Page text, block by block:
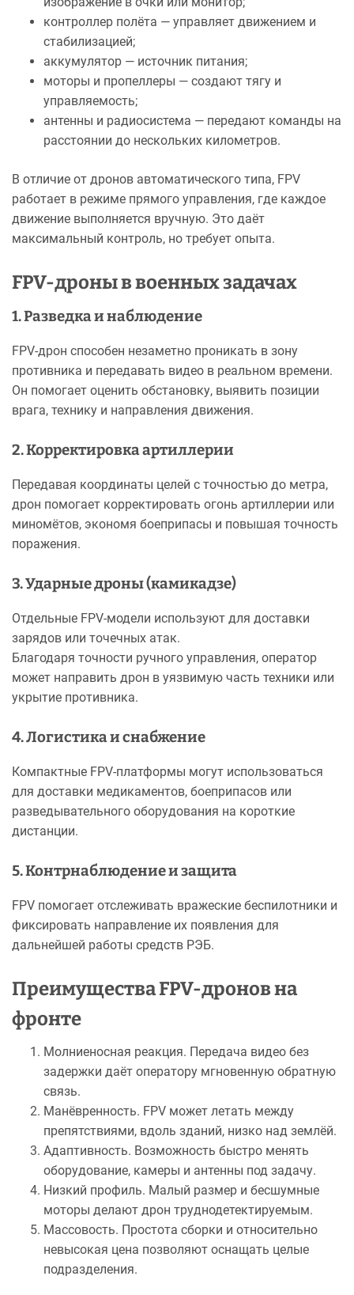
контроллер полёта — управляет движением и
стабилизацией;
аккумулятор — источник питания;
моторы и пропеллеры — создают тягу и
управляемость;
антенны и радиосистема — передают команды на
расстоянии до нескольких километров.
В отличие от дронов автоматического типа, FPV
работает в режиме прямого управления, где каждое
движение выполняется вручную. Это даёт
максимальный контроль, но требует опыта.
FPV-дроны в военных задачах
1. Разведка и наблюдение
FPV-дрон способен незаметно проникать в зону
противника и передавать видео в реальном времени.
Он помогает оценить обстановку, выявить позиции
врага, технику и направления движения.
2. Корректировка артиллерии
Передавая координаты целей с точностью до метра,
дрон помогает корректировать огонь артиллерии или
миномётов, экономя боеприпасы и повышая точность
поражения.
3. Ударные дроны (камикадзе)
Отдельные FPV-модели используют для доставки
зарядов или точечных атак.
Благодаря точности ручного управления, оператор
может направить дрон в уязвимую часть техники или
укрытие противника.
4. Логистика и снабжение
Компактные FPV-платформы могут использоваться
для доставки медикаментов, боеприпасов или
разведывательного оборудования на короткие
дистанции.
5. Контрнаблюдение и защита
FPV помогает отслеживать вражеские беспилотники и
фиксировать направление их появления для
дальнейшей работы средств РЭБ.
Преимущества FPV-дронов на
фронте
Молниеносная реакция. Передача видео без
задержки даёт оператору мгновенную обратную
связь.
Манёвренность. FPV может летать между
препятствиями, вдоль зданий, низко над землёй.
Адаптивность. Возможность быстро менять
оборудование, камеры и антенны под задачу.
Низкий профиль. Малый размер и бесшумные
моторы делают дрон труднодетектируемым.
Массовость. Простота сборки и относительно
невысокая цена позволяют оснащать целые
подразделения.